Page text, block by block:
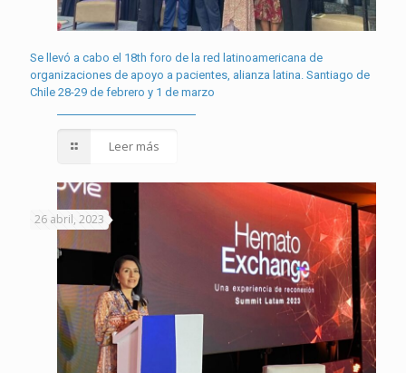
Se llevó a cabo el 18th foro de la red latinoamericana de
organizaciones de apoyo a pacientes, alianza latina. Santiago de
Chile 28-29 de febrero y 1 de marzo
Leer más
26 abril, 2023